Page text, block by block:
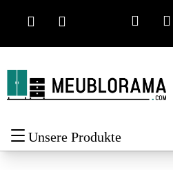
Unsere Produkte